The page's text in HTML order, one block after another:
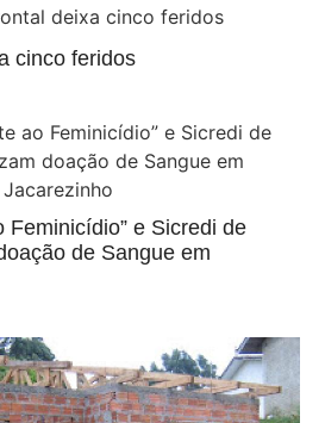
cinco feridos
Feminicídio” e Sicredi de
de Sangue em